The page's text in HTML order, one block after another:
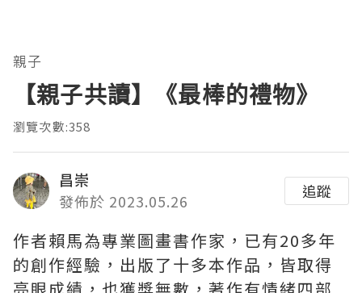
親子
【親子共讀】《最棒的禮物》
瀏覽次數:358
昌崇
發佈於 2023.05.26
追蹤
作者賴馬為專業圖畫書作家，已有20多年
的創作經驗，出版了十多本作品，皆取得